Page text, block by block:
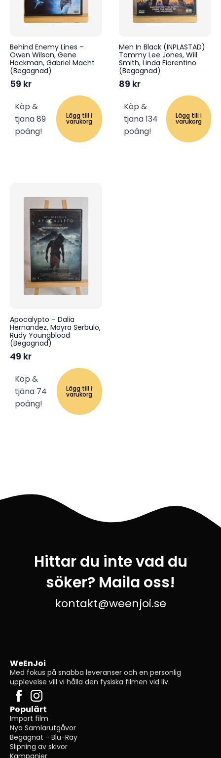
Behind Enemy Lines –
Owen Wilson, Gene
Hackman, Gabriel Macht
(Begagnad)
59 kr
Köp &
tjäna 89
poäng!
Lägg till i
varukorg
Men In Black (INPLASTAD)
Tommy Lee Jones, Will
Smith, Linda Fiorentino
(Begagnad)
89 kr
Köp &
tjäna 134
poäng!
Lägg till i
varukorg
Apocalypto – Dalia
Hernandez, Mayra Serbulo,
Rudy Youngblood
(Begagnad)
49 kr
Köp &
tjäna 74
poäng!
Lägg till i
varukorg
Hittar du inte vad du
söker? Maila oss!
kontakt@weenjoi.se
WeEnJoi
Med fokus på snabba leveranser och en personlig
upplevelse vill vi hålla den fysiska filmen vid liv.
Populärt
Import film
Nya Samlarutgåvor
Begagnat - Blu-Ray
Slipning av skivor
Kampanjer